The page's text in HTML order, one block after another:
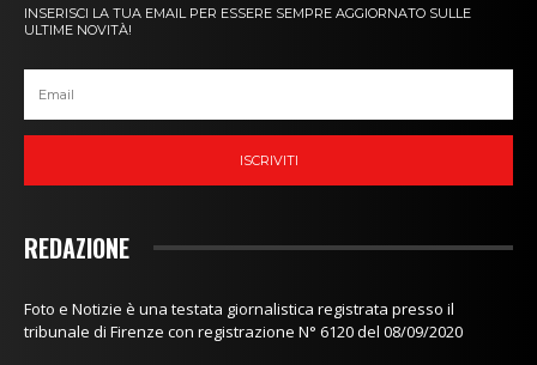
INSERISCI LA TUA EMAIL PER ESSERE SEMPRE AGGIORNATO SULLE
ULTIME NOVITÀ!
ISCRIVITI
REDAZIONE
Foto e Notizie è una testata giornalistica registrata presso il
tribunale di Firenze con registrazione N° 6120 del 08/09/2020